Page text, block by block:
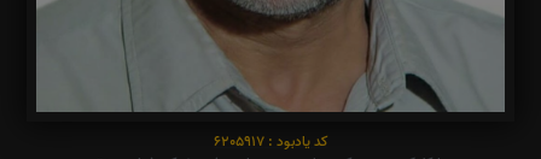
کد یادبود : 6205917